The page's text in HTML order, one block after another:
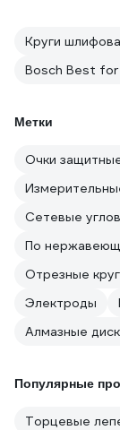
Круги
Bosch Best
Метки
Очки
Сетевые
По
Отрезные
Электроды
Алмазные
Популярные